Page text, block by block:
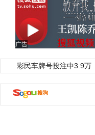
广告
彩民车牌号投注中3.9万